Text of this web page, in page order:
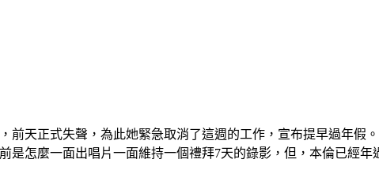
前天正式失聲，為此她緊急取消了這週的工作，宣布提早過年假
怎麼一面出唱片一面維持一個禮拜7天的錄影，但，本倫已經年